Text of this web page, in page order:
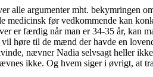
alle argumenter mht. bekymringen
medicinsk før vedkommende kan
er færdig når man er 34-35 år, kan
høre til de mænd der havde en
nævner Nadia selvsagt heller
ikke. Og hvem siger i øvrigt, at